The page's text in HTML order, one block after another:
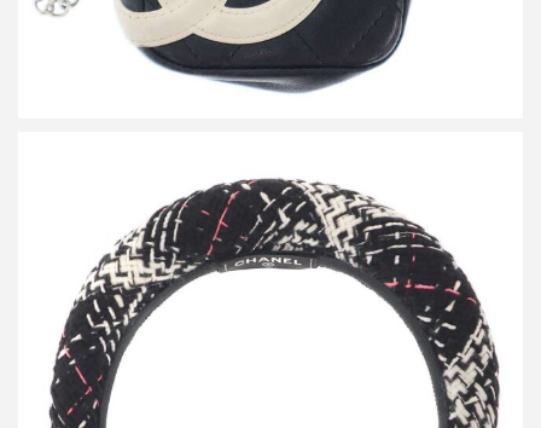
シャネル ココマーク ツイードカチューシャ